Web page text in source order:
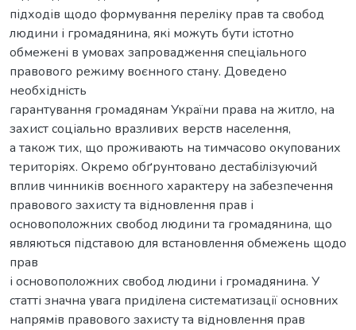
підходів щодо формування переліку прав та свобод
людини і громадянина, які можуть бути істотно
обмежені в умовах запровадження спеціального
правового режиму воєнного стану. Доведено
необхідність
гарантування громадянам України права на житло, на
захист соціально вразливих верств населення,
а також тих, що проживають на тимчасово окупованих
територіях. Окремо обґрунтовано дестабілізуючий
вплив чинників воєнного характеру на забезпечення
правового захисту та відновлення прав і
основоположних свобод людини та громадянина, що
являються підставою для встановлення обмежень щодо
прав
і основоположних свобод людини і громадянина. У
статті значна увага приділена систематизації основних
напрямів правового захисту та відновлення прав